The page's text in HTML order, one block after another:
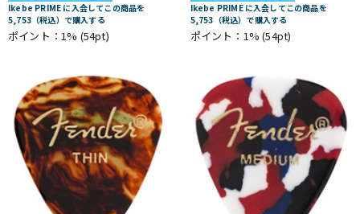
Ikebe PRIME に入会してこの商品を
5,753（税込）で購入する
ポイント：1% (54pt)
Ikebe PRIME に入会してこの商品を
5,753（税込）で購入する
ポイント：1%(54pt)